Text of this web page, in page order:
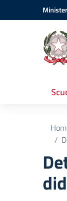
Vai ai contenuti
Vai al menu di